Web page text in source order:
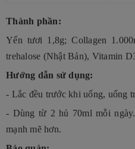
Thành phần:
Yến tươi 1,8g; Collagen
trehalose (Nhật Bản), Vitamin
Hướng dẫn sử dụng:
- Lắc đều trước khi uống, uống
- Dùng từ 2 hủ 70ml mỗi
mạnh mẽ hơn.